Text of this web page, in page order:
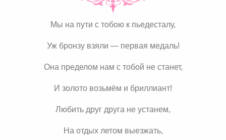
Мы на пути с тобою к пьедесталу,
Уж бронзу взяли — первая медаль!
Она пределом нам с тобой не станет,
И золото возьмём и бриллиант!
Любить друг друга не устанем,
На отдых летом выезжать,